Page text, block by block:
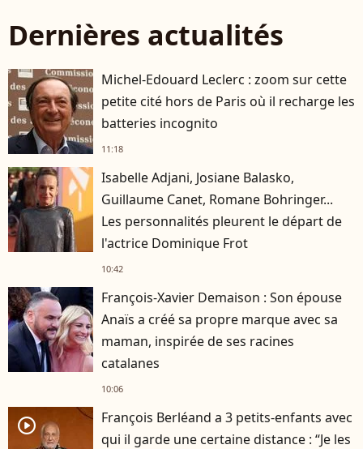
Dernières actualités
Michel-Edouard Leclerc : zoom sur cette
petite cité hors de Paris où il recharge les
batteries incognito
11:18
Isabelle Adjani, Josiane Balasko,
Guillaume Canet, Romane Bohringer...
Les personnalités pleurent le départ de
l'actrice Dominique Frot
10:42
François-Xavier Demaison : Son épouse
Anaïs a créé sa propre marque avec sa
maman, inspirée de ses racines
catalanes
10:06
player2
François Berléand a 3 petits-enfants avec
qui il garde une certaine distance : “Je les